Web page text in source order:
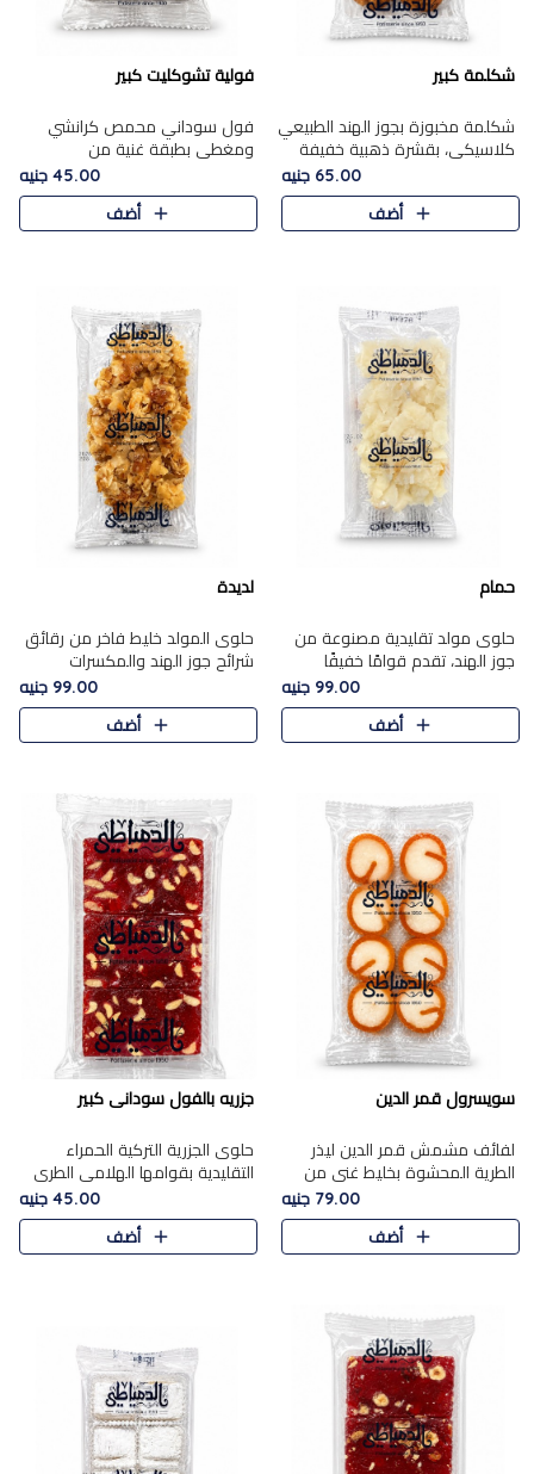
شكلمة كبير
شكلمة مخبوزة بجوز الهند الطبيعي
كلاسيكي، بقشرة ذهبية خفيفة
وقلب طري رطب يذوب في الفم،
تمنحك المذاق الشرقي الحلو الأصيل
التقليدي في كل لقمة.
65.00 جنيه
أضف
فولية تشوكليت كبير
فول سوداني محمص كرانشي
ومغطى بطبقة غنية من
الشوكولاتة، يجمع بين طعم
القرمشة الأصيلة الكلاسكيكية
التقليدية للفول السوداني وحلاوة
45.00 جنيه
أضف
حمام
حلوى مولد تقليدية مصنوعة من
جوز الهند، تقدم قوامًا خفيفًا
ونكهة شرقية أصيلة تجسد روح
الـموسم الأعياد.
99.00 جنيه
أضف
لديدة
حلوى المولد خليط فاخر من رقائق
شرائح جوز الهند والمكسرات
المحمصة، متماسك بشراب حلاوة
الكراميل الخفيفة ليمنحك قرمشة
غنية ومذاقًا شرقيًا أصيلً..
99.00 جنيه
أضف
سويسرول قمر الدين
لفائف مشمش قمر الدين ليذر
الطرية المحشوة بخليط غني من
جوز الهند الأبيض والمكسرات
الفاخرة، يقدم المذاق الحلو
الطبيعي لقمر الدين و تجمع بين
79.00 جنيه
أضف
جزريه بالفول سودانى كبير
حلوى الجزرية التركية الحمراء
التقليدية بقوامها الهلامي الطري
ولونها الأحمر المميز، محشوة
بسخاء بالفول السوداني المحمص
لتمنحك توازنًا رائعًا ..
45.00 جنيه
أضف